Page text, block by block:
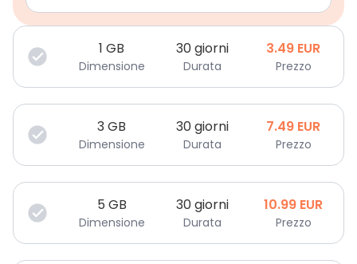
1 GB
Dimensione
30 giorni
Durata
3.49 EUR
Prezzo
3GB
Dimensione
30 giorni
Durata
7.49 EUR
Prezzo
5 GB
Dimensione
30 giorni
Durata
10.99 EUR
Prezzo